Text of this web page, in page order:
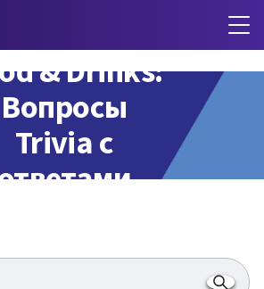
& Drinks:
Вопросы
Trivia с